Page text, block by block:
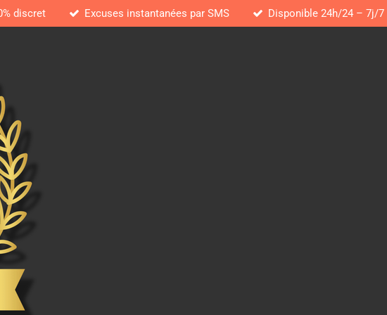
discret Excuses instantanées par SMS Disponible 24h/24 – 7j/7